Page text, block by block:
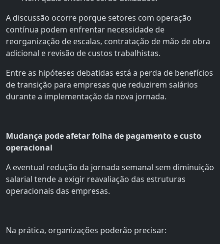
A discussão ocorre porque setores com operação
contínua podem enfrentar necessidade de
reorganização de escalas, contratação de mão de obra
adicional e revisão de custos trabalhistas.
Entre as hipóteses debatidas está a perda de benefícios
de transição para empresas que reduzirem salários
durante a implementação da nova jornada.
Mudança pode afetar folha de pagamento e custo
operacional
A eventual redução da jornada semanal sem diminuição
salarial tende a exigir reavaliação das estruturas
operacionais das empresas.
Na prática, organizações poderão precisar: